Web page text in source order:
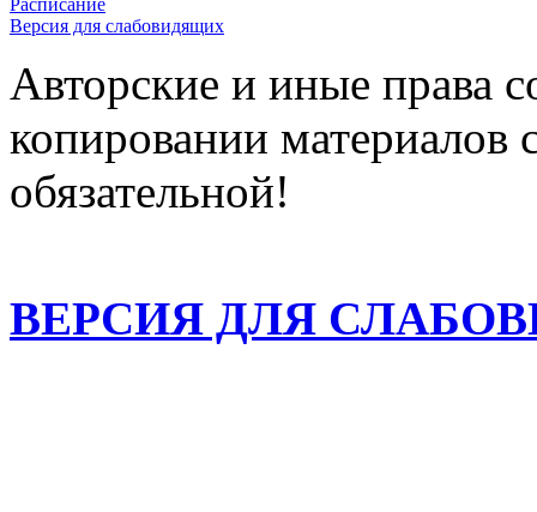
Версия для слабовидящих
Авторские и иные права
копировании материалов
обязательной!
ВЕРСИЯ ДЛЯ